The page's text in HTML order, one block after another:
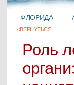
ФЛОРИДА
<ВЕРНУТЬСЯ
Роль